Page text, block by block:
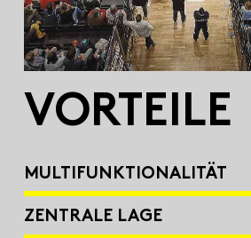
VORT­EILE
MULTIFUNKTIONALITÄT
ZENTRALE LAGE